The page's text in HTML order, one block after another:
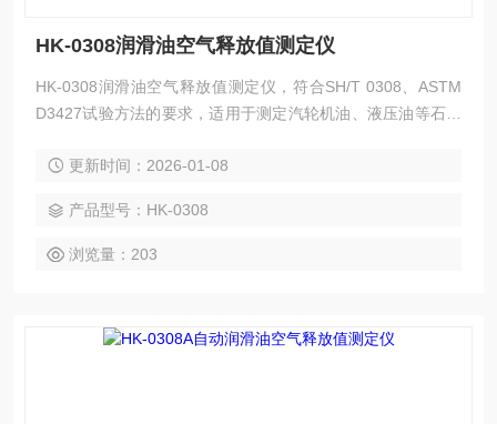
HK-0308润滑油空气释放值测定仪
HK-0308润滑油空气释放值测定仪，符合SH/T 0308、ASTM
D3427试验方法的要求，适用于测定汽轮机油、液压油等石油
更新时间：2026-01-08
产品型号：HK-0308
浏览量：203